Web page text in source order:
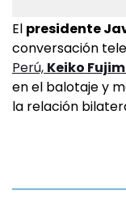
El presidente
conversación
Perú, Keiko
en el balotaje y
la relación